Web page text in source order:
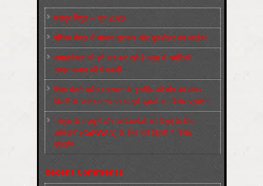
मज़दूर बिगुल – जून 2026
पश्चिम बंगाल में भाजपा सरकार और बुलडोज़र का आतंक!
अमानवीयता की हदें पार कर रही है क्यूबा में अमेरिकी
साम्राज्यवाद की घेराबन्दी
शिक्षा मंत्री धर्मेन्द्र प्रधान के इस्तीफ़े की माँग को लेकर
दिल्ली के जन्तर-मन्तर पर छात्रों-युवाओं का विरोध प्रदर्शन
‘नोएडा के मज़दूरों और कार्यकर्ताओं की रिहाई के लिए
अभियान’ (CaRWAN) के बैनर तले दिल्ली में विरोध
प्रदर्शन
Recent Comments